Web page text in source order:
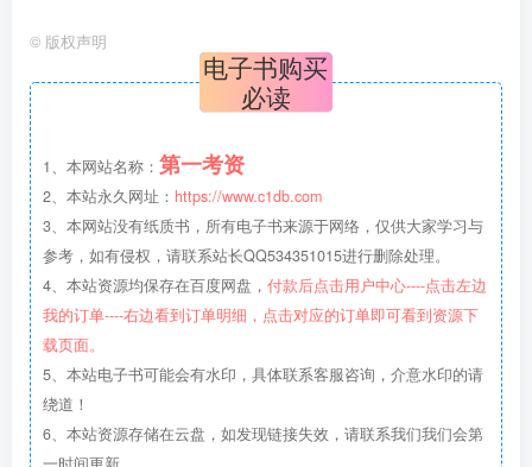
© 版权声明
电子书购买
必读
1、本网站名称： 第一考资
2、本站永久网址： https://www.c1db.com
3、本网站没有纸质书，所有电子书来源于网络，仅供大家学习与
参考，如有侵权，请联系站长QQ534351015进行删除处理。
4、本站资源均保存在百度网盘， 付款后点击用户中心----点击左边
我的订单----右边看到订单明细，点击对应的订单即可看到资源下
载页面。
5、本站电子书可能会有水印，具体联系客服咨询，介意水印的请
绕道！
6、本站资源存储在云盘，如发现链接失效，请联系我们我们会第